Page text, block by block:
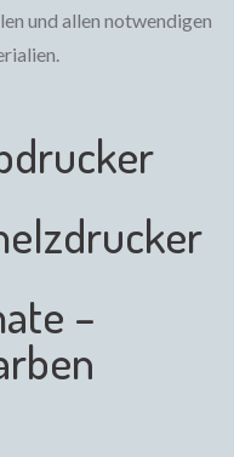
und allen notwendigen
–